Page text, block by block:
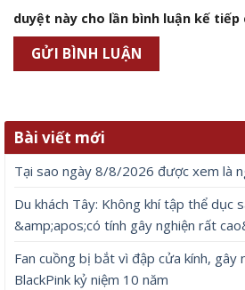
duyệt này cho lần bình luận kế tiếp
Bài viết mới
Tại sao ngày 8/8/2026 được xem là
Du khách Tây: Không khí tập thể dục
&amp;apos;có tính gây nghiện rất
Fan cuồng bị bắt vì đập cửa kính,
BlackPink kỷ niệm 10 năm